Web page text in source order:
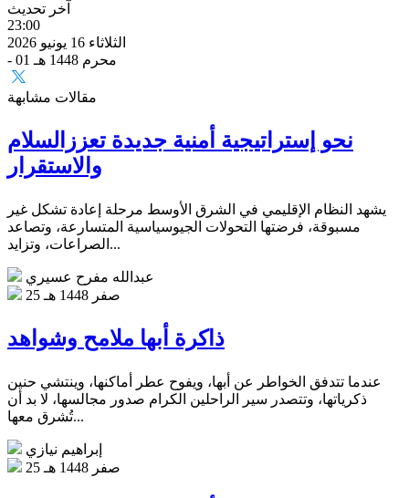
آخر تحديث
23:00
الثلاثاء 16 يونيو 2026
- 01 محرم 1448 هـ
مقالات مشابهة
نحو إستراتيجية أمنية جديدة تعززالسلام
والاستقرار
يشهد النظام الإقليمي في الشرق الأوسط مرحلة إعادة تشكل غير
مسبوقة، فرضتها التحولات الجيوسياسية المتسارعة، وتصاعد
الصراعات، وتزايد...
عبدالله مفرح عسيري
25 صفر 1448 هـ
ذاكرة أبها ملامح وشواهد
عندما تتدفق الخواطر عن أبها، ويفوح عطر أماكنها، وينتشي حنين
ذكرياتها، وتتصدر سير الراحلين الكرام صدور مجالسها، لا بد أن
تُشرق معها...
إبراهيم نيازي
25 صفر 1448 هـ